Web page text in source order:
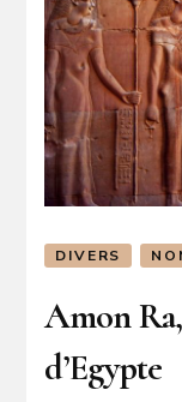
DIVERS
Amon
d’Egypte